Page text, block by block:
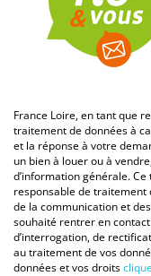
France Loire, en tant que
traitement de données à
et la réponse à votre
un bien à louer ou à
d’information générale.
responsable de traitement
de la communication et
souhaité rentrer en contact
d’interrogation, de
au traitement de vos
données et vos droits